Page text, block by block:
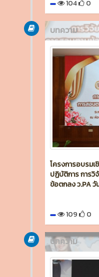
104 0
บทความ
โครงการอบรมเ
ปฏิบัติการ การวิ
ข้อตกลง ว.PA
109 0
บทความ